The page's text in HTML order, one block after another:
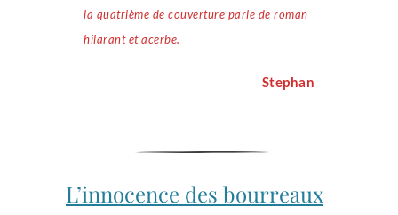
la quatrième de couverture parle de roman
hilarant et acerbe.
Stephan
L’innocence des bourreaux